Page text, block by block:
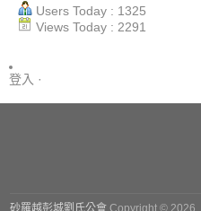
Users Today : 1325
Views Today : 2291
登入 ·